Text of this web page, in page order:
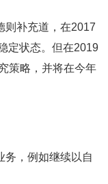
则补充道，在2017
定状态。但在2019
策略，并将在今年
务，例如继续以自